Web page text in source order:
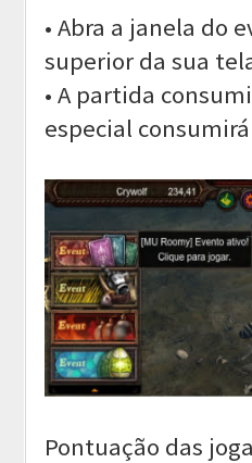
• Abra a janela do
superior da sua
• A partida
especial
Pontuação das